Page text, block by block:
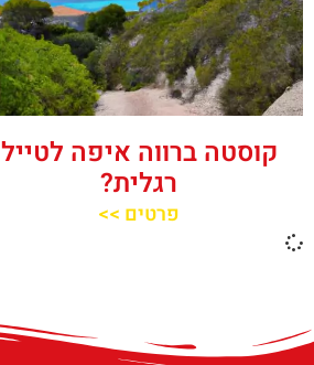
קוסטה ברווה איפה לטייל
רגלית?
פרטים >>